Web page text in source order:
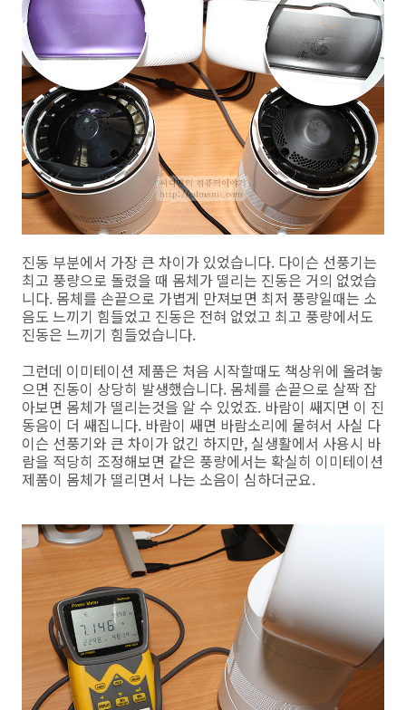
진동 부분에서 가장 큰 차이가 있었습니다. 다이슨 선풍기는
최고 풍량으로 돌렸을 때 몸체가 떨리는 진동은 거의 없었습
니다. 몸체를 손끝으로 가볍게 만져보면 최저 풍량일때는 소
음도 느끼기 힘들었고 진동은 전혀 없었고 최고 풍량에서도
진동은 느끼기 힘들었습니다.
그런데 이미테이션 제품은 처음 시작할때도 책상위에 올려놓
으면 진동이 상당히 발생했습니다. 몸체를 손끝으로 살짝 잡
아보면 몸체가 떨리는것을 알 수 있었죠. 바람이 쌔지면 이 진
동음이 더 쌔집니다. 바람이 쌔면 바람소리에 뭍혀서 사실 다
이슨 선풍기와 큰 차이가 없긴 하지만, 실생활에서 사용시 바
람을 적당히 조정해보면 같은 풍량에서는 확실히 이미테이션
제품이 몸체가 떨리면서 나는 소음이 심하더군요.